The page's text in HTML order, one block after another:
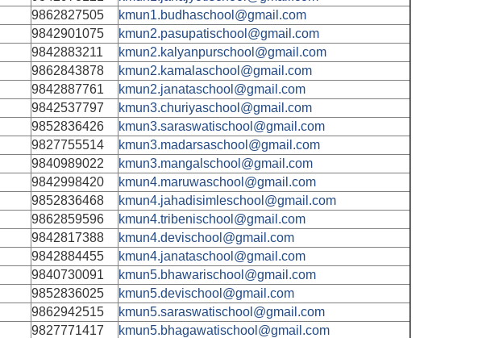
9862827505
kmun1.budhaschool@gmail.com
9842901075
kmun2.pasupatischool@gmail.com
9842883211
kmun2.kalyanpurschool@gmail.com
9862843878
kmun2.kamalaschool@gmail.com
9842887761
kmun2.janataschool@gmail.com
9842537797
kmun3.churiyaschool@gmail.com
9852836426
kmun3.saraswatischool@gmail.com
9827755514
kmun3.madarsaschool@gmail.com
9840989022
kmun3.mangalschool@gmail.com
9842998420
kmun4.maruwaschool@gmail.com
9852836468
kmun4.jahadisimleschool@gmail.com
9862859596
kmun4.tribenischool@gmail.com
9842817388
kmun4.devischool@gmail.com
9842884455
kmun4.janataschool@gmail.com
9840730091
kmun5.bhawarischool@gmail.com
9852836025
kmun5.devischool@gmail.com
9862942515
kmun5.saraswatischool@gmail.com
9827771417
kmun5.bhagawatischool@gmail.com